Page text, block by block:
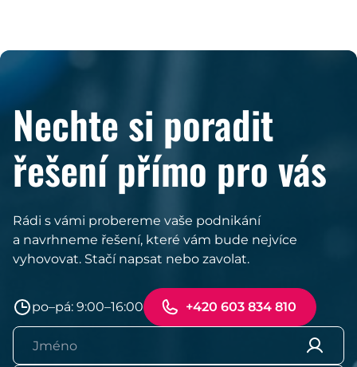
Nechte si poradit
řešení přímo pro vás
Rádi s vámi probereme vaše podnikání
a navrhneme řešení, které vám bude nejvíce
vyhovovat. Stačí napsat nebo zavolat.
po–pá: 9:00–16:00 +420 603 834 810